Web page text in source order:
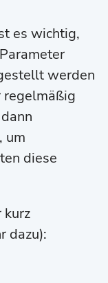
es wichtig,
werden
regelmäßig
um
diese
dazu):